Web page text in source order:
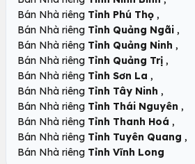
Bán Nhà riêng Tỉnh Phú Thọ ,
Bán Nhà riêng Tỉnh Quảng Ngãi ,
Bán Nhà riêng Tỉnh Quảng Ninh ,
Bán Nhà riêng Tỉnh Quảng Trị ,
Bán Nhà riêng Tỉnh Sơn La ,
Bán Nhà riêng Tỉnh Tây Ninh ,
Bán Nhà riêng Tỉnh Thái Nguyên ,
Bán Nhà riêng Tỉnh Thanh Hoá ,
Bán Nhà riêng Tỉnh Tuyên Quang ,
Bán Nhà riêng Tỉnh Vĩnh Long